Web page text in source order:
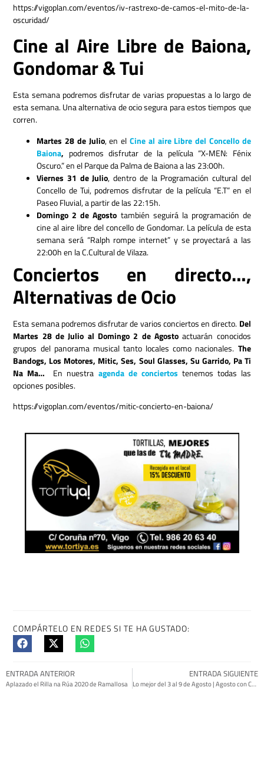
https://vigoplan.com/eventos/iv-rastrexo-de-camos-el-mito-de-la-
oscuridad/
Cine al Aire Libre de Baiona,
Gondomar & Tui
Esta semana podremos disfrutar de varias propuestas a lo largo de
esta semana. Una alternativa de ocio segura para estos tiempos que
corren.
Martes 28 de Julio, en elCine al aire Libre del Concello de
Baiona, podremos disfrutar de la película “X-MEN: Fénix
Oscuro.” en el Parque da Palma de Baiona a las 23:00h.
Viernes 31 de Julio, dentro de la Programación cultural del
Concello de Tui, podremos disfrutar de la película “E.T” en el
Paseo Fluvial, a partir de las 22:15h.
Domingo 2 de Agosto también seguirá la programación de
cine al aire libre del concello de Gondomar. La película de esta
semana será “Ralph rompe internet” y se proyectará a las
22:00h en la C.Cultural de Vilaza.
Conciertos en directo…,
Alternativas de Ocio
Esta semana podremos disfrutar de varios conciertos en directo. Del
Martes 28 de Julio al Domingo 2 de Agostoactuarán conocidos
grupos del panorama musical tanto locales como nacionales. The
Bandogs, Los Motores, Mitic, Ses, Soul Glasses, Su Garrido, Pa Ti
Na Ma… En nuestra agenda de conciertos tenemos todas las
opciones posibles.
https://vigoplan.com/eventos/mitic-concierto-en-baiona/
COMPÁRTELO EN REDES SI TE HA GUSTADO:
ENTRADA ANTERIOR
Aplazado el Rilla na Rúa 2020 de Ramallosa
ENTRADA SIGUIENTE
Lo mejor del 3 al 9 de Agosto | Agosto con Cultura